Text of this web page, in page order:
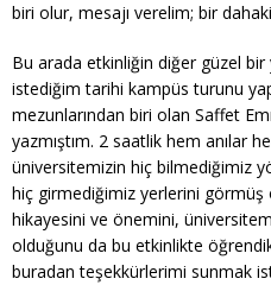
biri olur, mesajı verelim; bir
Bu arada etkinliğin diğer güzel bir
istediğim tarihi kampüs turunu
mezunlarından biri olan Saffet
yazmıştım. 2 saatlik hem anılar
üniversitemizin hiç bilmediğimiz
hiç girmediğimiz yerlerini
hikayesini ve önemini,
olduğunu da bu etkinlikte
buradan teşekkürlerimi sunmak